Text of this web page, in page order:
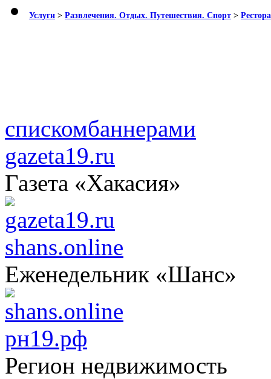
Услуги > Развлечения. Отдых. Путешествия. Спорт >
спискомбаннерами
gazeta19.ru
Газета «Хакасия»
shans.online
Еженедельник «Шанс»
рн19.рф
Регион недвижимость